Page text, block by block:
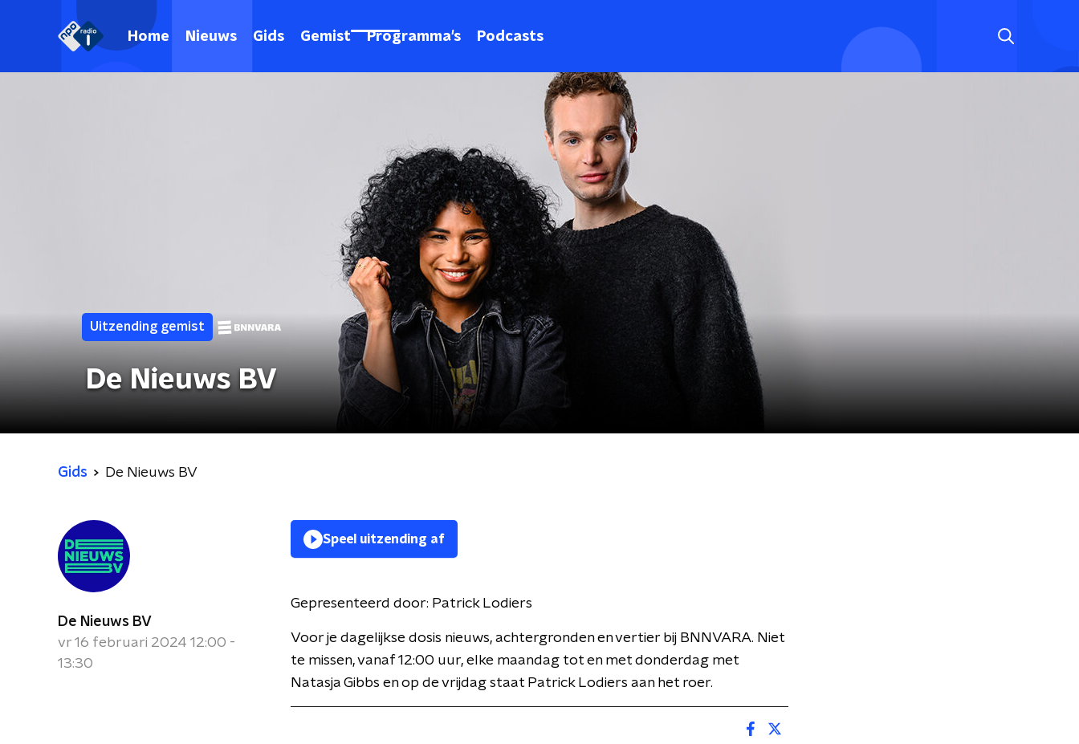
Home Nieuws Gids Gemist Programma's Podcasts
Uitzending gemist
De Nieuws BV
Gids De Nieuws BV
De Nieuws BV
vr 16 februari 2024 12:00 -
13:30
Speel uitzending af
Gepresenteerd door: Patrick Lodiers
Voor je dagelijkse dosis nieuws, achtergronden en vertier bij BNNVARA. Niet
te missen, vanaf 12:00 uur, elke maandag tot en met donderdag met
Natasja Gibbs en op de vrijdag staat Patrick Lodiers aan het roer.